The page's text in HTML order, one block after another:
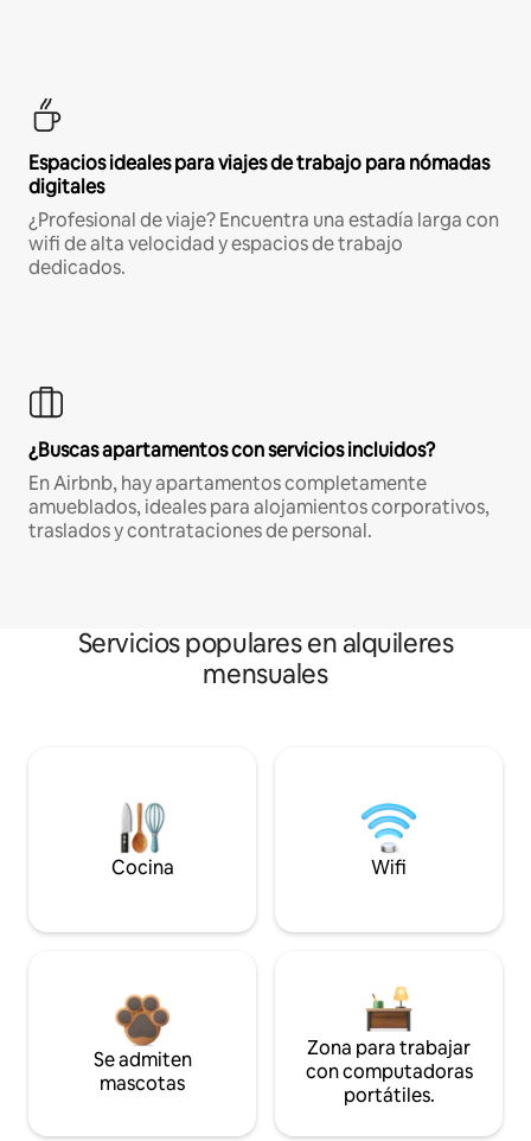
Espacios ideales para viajes de trabajo para nómadas
digitales
¿Profesional de viaje? Encuentra una estadía larga con
wifi de alta velocidad y espacios de trabajo
dedicados.
¿Buscas apartamentos con servicios incluidos?
En Airbnb, hay apartamentos completamente
amueblados, ideales para alojamientos corporativos,
traslados y contrataciones de personal.
Servicios populares en alquileres
mensuales
Cocina Wifi
Se admiten
mascotas
Zona para trabajar
con computadoras
portátiles.